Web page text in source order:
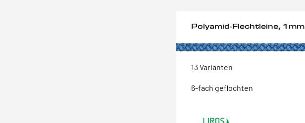
Polyamid-Flechtleine, 1mm
13 Varianten
6-fach geflochten